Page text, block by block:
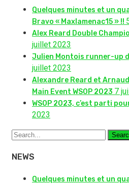
Quelques minutes et un
Bravo « Maxlamenac15 » !!
Alex Reard Double
juillet 2023
Julien Montois runner-up
juillet 2023
Alexandre Reard et
Main Event WSOP 2023 7
WSOP 2023, c’est parti
2023
NEWS
Quelques minutes et un